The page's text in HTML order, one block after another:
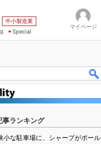
中小製造業
Special
マイページ
事ランキング
小な駐車場に、シャープがポール